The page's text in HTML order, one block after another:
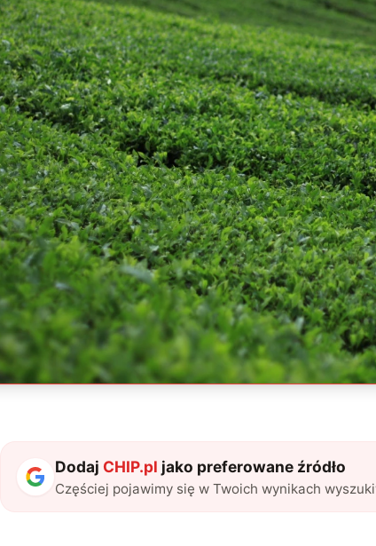
Dodaj CHIP.pl jako preferowane źródło
Częściej pojawimy się w Twoich wynikach